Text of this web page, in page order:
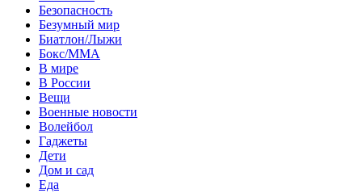
Безопасность
Безумный мир
Биатлон/Лыжи
Бокс/MMA
В мире
В России
Вещи
Военные новости
Волейбол
Гаджеты
Дети
Дом и сад
Еда